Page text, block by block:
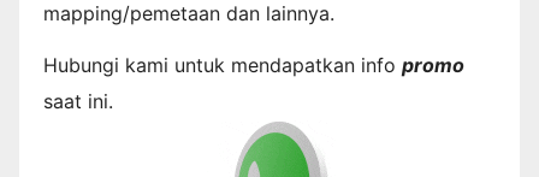
mapping/pemetaan dan lainnya.
Hubungi kami untuk mendapatkan info promo
saat ini.